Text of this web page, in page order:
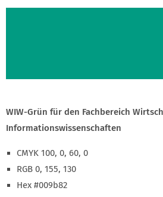
WIW-Grün für den Fachbereich
Informations­wissenschaften
CMYK 100, 0, 60, 0
RGB 0, 155, 130
Hex #009b82